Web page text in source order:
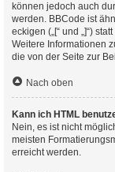
können jedoch auch
werden. BBCode ist
eckigen („[“ und „]“)
Weitere Informationen
die von der Seite zur
Nach oben
Kann ich HTML
Nein, es ist nicht
meisten
erreicht werden.